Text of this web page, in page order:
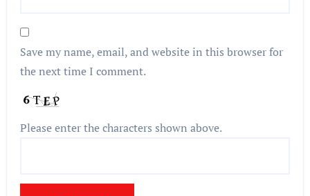
Save my name, email, and website in this browser for
the next time I comment.
Please enter the characters shown above.